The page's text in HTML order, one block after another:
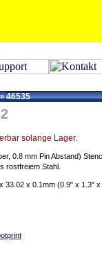
46535
solange Lager.
0.8 mm Pin Abstand)
rostfreiem Stahl.
33.02 x 0.1mm (0.9" x 1.3"